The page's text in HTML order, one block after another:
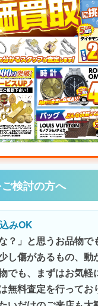
検討の方へ
みOK
？」と思うお品物で
し傷があるもの、動
でも、まずはお気軽
無料査定を行ってお